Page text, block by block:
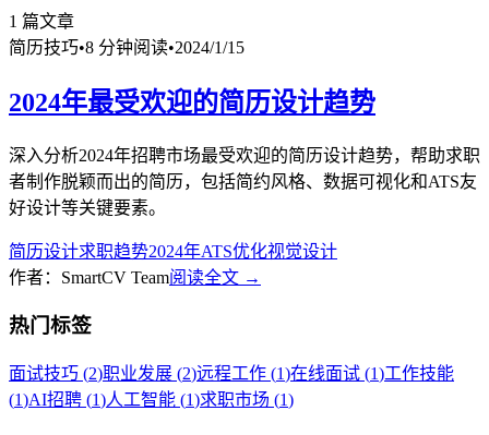
1 篇文章
简历技巧•8 分钟阅读•2024/1/15
2024年最受欢迎的简历设计趋势
深入分析2024年招聘市场最受欢迎的简历设计趋势，帮助求职
者制作脱颖而出的简历，包括简约风格、数据可视化和ATS友
好设计等关键要素。
简历设计求职趋势2024年ATS优化视觉设计
作者：SmartCV Team阅读全文 →
热门标签
面试技巧 (2)职业发展 (2)远程工作 (1)在线面试 (1)工作技能
(1)AI招聘 (1)人工智能 (1)求职市场 (1)